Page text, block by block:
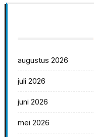
augustus 2026
juli 2026
juni 2026
mei 2026